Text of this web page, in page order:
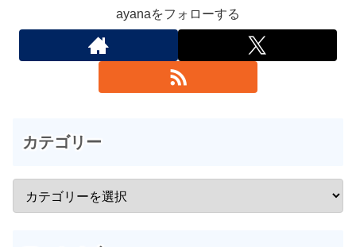
ayanaをフォローする
カテゴリー